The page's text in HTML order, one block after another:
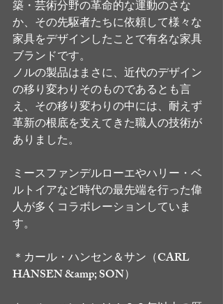
築・芸術分野の革命的な運動のさな
か、その先駆者たちに依頼して様々な
家具をデザインしたことで有名な家具
ブランドです。
ノルの製品はまさに、近代のデザイン
の移り変わりそのものであるとも言
え、その移り変わりの中には、耐えず
革新の根底を支えてきた職人の技術が
ありました。
ミースファンデルローエやハリー・ベ
ルトイアなど時代の最先端を行った偉
人が多くコラボレーションしていま
す。
＊カール・ハンセン＆サン（CARL
HANSEN &amp; SON）